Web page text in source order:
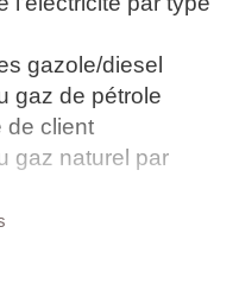
gazole/diesel
gaz de pétrole
de client
gaz naturel par
secteur du